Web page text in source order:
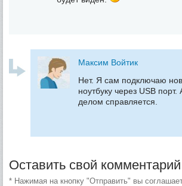
Максим Войтик
Нет. Я сам подключаю
ноутбуку через USB
делом справляется.
Оставить свой комментарий
* Нажимая на кнопку "Отправить" вы